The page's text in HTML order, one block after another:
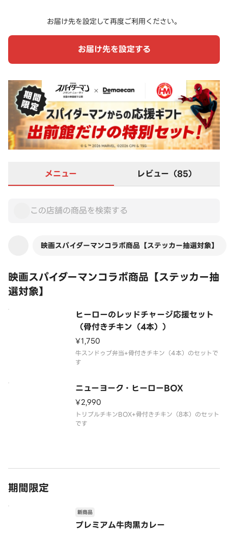
お届け先を設定して再度ご利用ください。
お届け先を設定する
メニュー レビュー（85）
映画スパイダーマンコラボ商品【ステッカー抽選対象】
映画スパイダーマンコラボ商品【ステッカー抽
選対象】
ヒーローのレッドチャージ応援セット
（骨付きチキン（4本））
¥1,750
牛スンドゥブ弁当+骨付きチキン（4本）のセットで
す
ニューヨーク・ヒーローBOX
¥2,990
トリプルチキンBOX+骨付きチキン（8本）のセット
です
期間限定
プレミアム牛肉黒カレー
新商品